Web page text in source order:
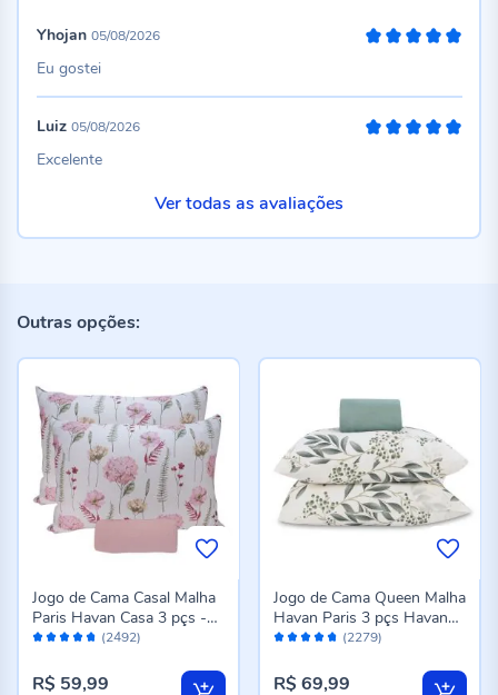
Yhojan 05/08/2026
Eu gostei
Luiz 05/08/2026
Excelente
Ver todas as avaliações
Outras opções:
Avaliação: (2492)
Jogo de Cama Casal Malha
Paris Havan Casa 3 pçs -
Jardim Rosa Suave
R$ 59,99
Avaliação: (2279)
Jogo de Cama Queen Malha
Havan Paris 3 pçs Havan
Casa - Madrid Verde Topaz
R$ 69,99